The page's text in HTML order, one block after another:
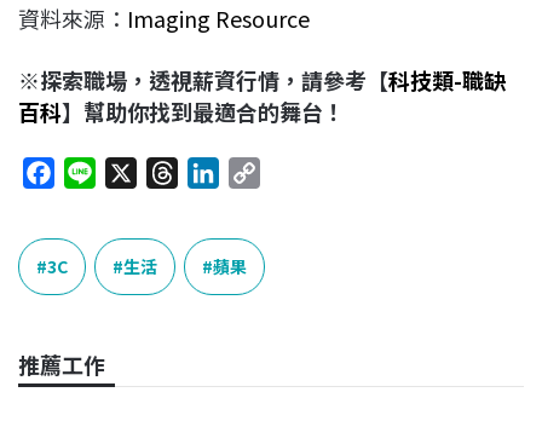
資料來源： Imaging Resource
※探索職場，透視薪資行情，請參考【科技類-職缺
百科】幫助你找到最適合的舞台！
c
e
b
o
k
n
e
e
n
k
e
n
y
k
3C 生活 蘋果
推薦工作